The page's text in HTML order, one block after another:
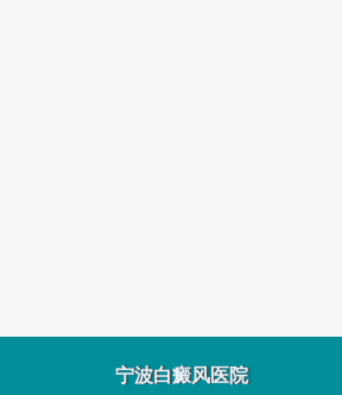
宁波白癜风医院